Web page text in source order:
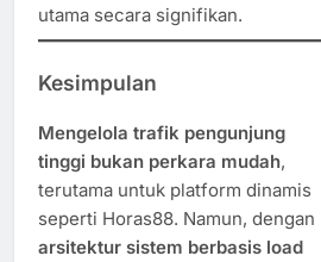
utama secara signifikan.
Kesimpulan
Mengelola trafik pengunjung
tinggi bukan perkara mudah,
terutama untuk platform dinamis
seperti Horas88. Namun, dengan
arsitektur sistem berbasis load